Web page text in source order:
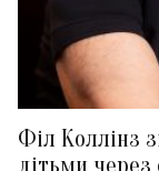
Філ Коллінз